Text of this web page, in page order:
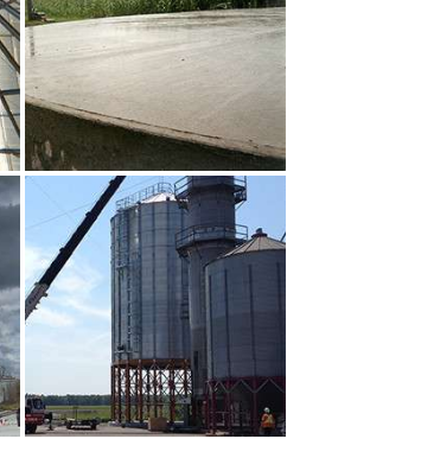
CLIQUEZ POUR AGRANDIR